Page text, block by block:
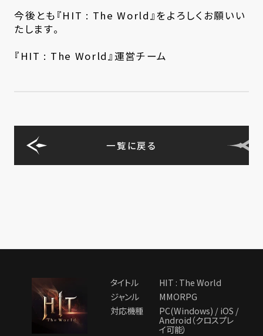
今後とも『HIT : The World』をよろしくお願いい
たします。
『HIT : The World』運営チーム
一覧に戻る
タイトル
HIT : The World
ジャンル
MMORPG
対応機種
PC(Windows) / iOS /
Android（クロスプレ
イ可能）